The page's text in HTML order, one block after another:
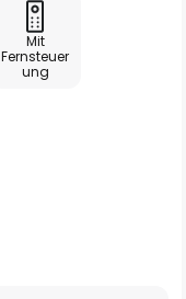
Mit
Fernsteuer
ung